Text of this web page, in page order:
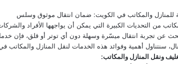
والمكاتب في الكويت: ضمان انتقال موثوق وسلس
من التحديات الكبيرة التي يمكن أن يواجهها الأفراد
عن تجربة انتقال ميسّرة وسهلة دون أي توتر أو قلق، فإن
سنتناول أهمية وفوائد هذه الخدمات لنقل المنازل والمكاتب
ونقل المنازل والمكاتب: